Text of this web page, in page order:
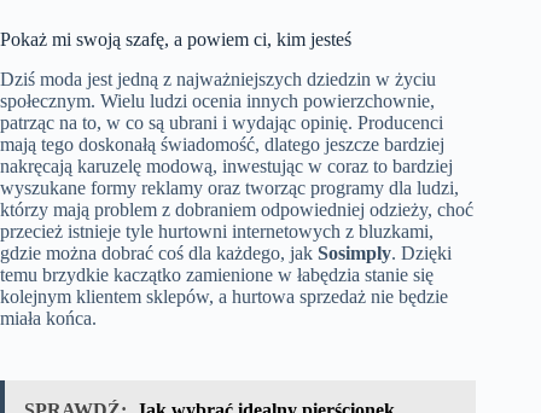
Pokaż mi swoją szafę, a powiem ci, kim jesteś
Dziś moda jest jedną z najważniejszych dziedzin w życiu
społecznym. Wielu ludzi ocenia innych powierzchownie,
patrząc na to, w co są ubrani i wydając opinię. Producenci
mają tego doskonałą świadomość, dlatego jeszcze bardziej
nakręcają karuzelę modową, inwestując w coraz to bardziej
wyszukane formy reklamy oraz tworząc programy dla ludzi,
którzy mają problem z dobraniem odpowiedniej odzieży, choć
przecież istnieje tyle hurtowni internetowych z bluzkami,
gdzie można dobrać coś dla każdego, jak Sosimply. Dzięki
temu brzydkie kaczątko zamienione w łabędzia stanie się
kolejnym klientem sklepów, a hurtowa sprzedaż nie będzie
miała końca.